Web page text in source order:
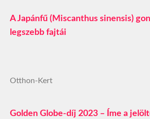
A Japánfű (Miscanthus sinensis)
legszebb fajtái
Otthon-Kert
Golden Globe-díj 2023 – Íme a